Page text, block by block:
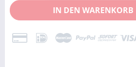
IN DEN WARENKORB